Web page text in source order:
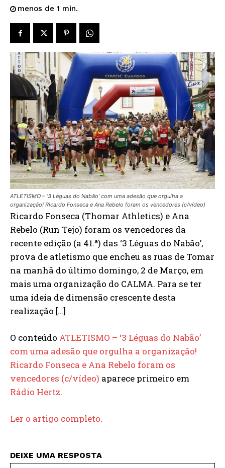
menos de 1 min.
ATLETISMO – ‘3 Léguas do Nabão’ com uma adesão que orgulha a
organização! Ricardo Fonseca e Ana Rebelo foram os vencedores (c/vídeo)
Ricardo Fonseca (Thomar Athletics) e Ana
Rebelo (Run Tejo) foram os vencedores da
recente edição (a 41.ª) das ‘3 Léguas do Nabão’,
prova de atletismo que encheu as ruas de Tomar
na manhã do último domingo, 2 de Março, em
mais uma organização do CALMA. Para se ter
uma ideia de dimensão crescente desta
realização […]
O conteúdo ATLETISMO – ‘3 Léguas do Nabão’
com uma adesão que orgulha a organização!
Ricardo Fonseca e Ana Rebelo foram os
vencedores (c/vídeo) aparece primeiro em
Rádio Hertz.
Ler o artigo completo.
DEIXE UMA RESPOSTA